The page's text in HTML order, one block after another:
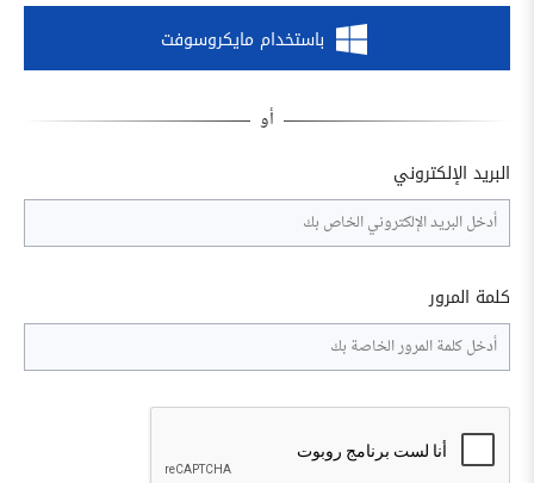
باستخدام مايكروسوفت
البريد الإلكتروني
كلمة المرور